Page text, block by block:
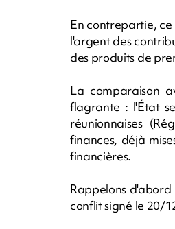
En contrepartie,
l'argent des
des produits de
La comparaison
flagrante : l'État
réunionnaises
finances, déjà
financières.
Rappelons
conflit signé le 20/